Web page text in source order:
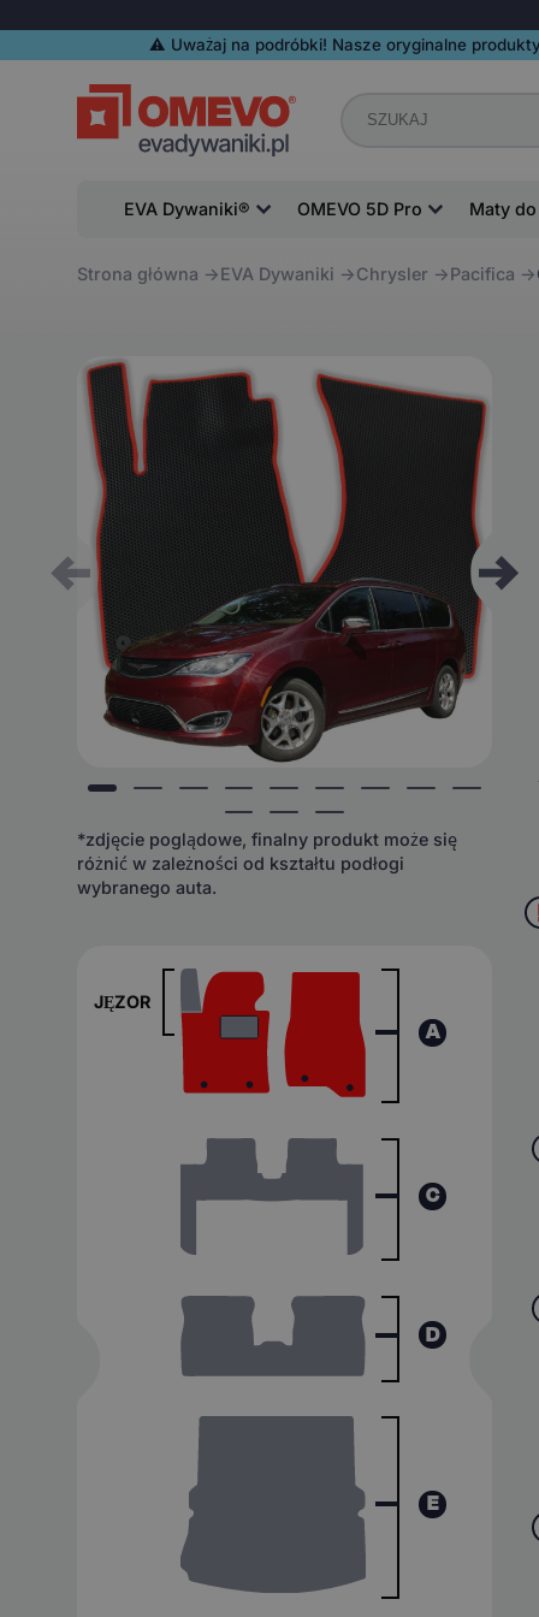
⚠️️ Uważaj na podróbki! Nasze oryginalne
EVA Dywaniki® OMEVO 5D Pro Maty
Strona główna EVA Dywaniki Chrysler Pacifica
*zdjęcie poglądowe, finalny produkt może się
różnić w zależności od kształtu podłogi
wybranego auta.
JĘZOR
A
C
D
E